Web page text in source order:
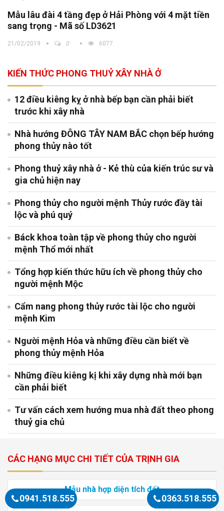
Mẫu lâu đài 4 tầng đẹp ở Hải Phòng với 4 mặt tiền
sang trọng - Mã số LD3621
21/02/2019 0 6077
KIẾN THỨC PHONG THUỶ XÂY NHÀ Ở
12 điều kiêng kỵ ở nhà bếp bạn cần phải biết
trước khi xây nhà
Nhà hướng ĐÔNG TÂY NAM BẮC chọn bếp hướng
phong thủy nào tốt
Phong thuỷ xây nhà ở - Kẻ thù của kiến trúc sư và
gia chủ hiện nay
Phong thủy cho người mệnh Thủy rước đầy tài
lộc và phú quý
Báck khoa toàn tập về phong thủy cho người
mệnh Thổ mới nhất
Tổng hợp kiến thức hữu ích về phong thủy cho
người mệnh Mộc
Cẩm nang phong thủy rước tài lộc cho người
mệnh Kim
Người mệnh Hỏa và những điều cần biết về
phong thủy mệnh Hỏa
Những điều kiêng kị khi xây dựng nhà mới bạn
cần phải biết
Tư vấn cách xem hướng mua nhà đất theo phong
thuỷ gia chủ
CÁC HẠNG MỤC CHI TIẾT CỦA TRỊNH GIA
Mẫu nhà hợp diện tích đất
0941.518.555 0363.518.555